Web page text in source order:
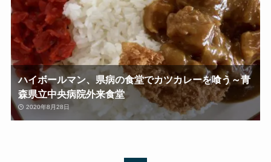
ハイボールマン、県病の食堂でカツカレーを喰う～青
森県立中央病院外来食堂
2020年8月28日